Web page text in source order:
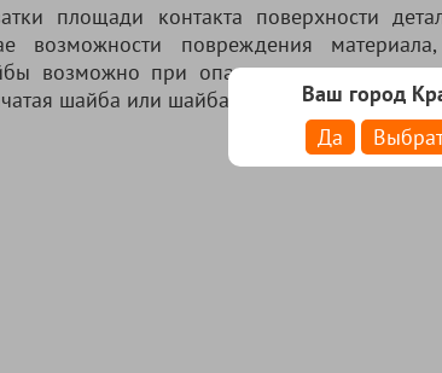
Ваш город
Да
площади контакта поверхности
возможности повреждения
возможно при опасности провала
шайба или шайба гровер) или провала